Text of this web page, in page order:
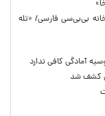
بی‌بی‌سی فارسی/ «تله
آمادگی کافی ندارد
کشف شد